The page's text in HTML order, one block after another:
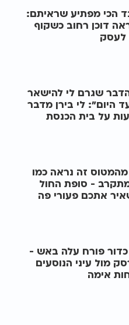
הכי מפתיע שראיתם:
דוכן רחוב כשקוף
לעסק
שגרם לי להישאר
היום": לי בירן מדבר
על בית הכנסת
מהמטוס זה נראה כמו
- סופת החול
אתכם פעורי פה
כדור פורח עלה באש -
מול עיני הנוסעים
אימה